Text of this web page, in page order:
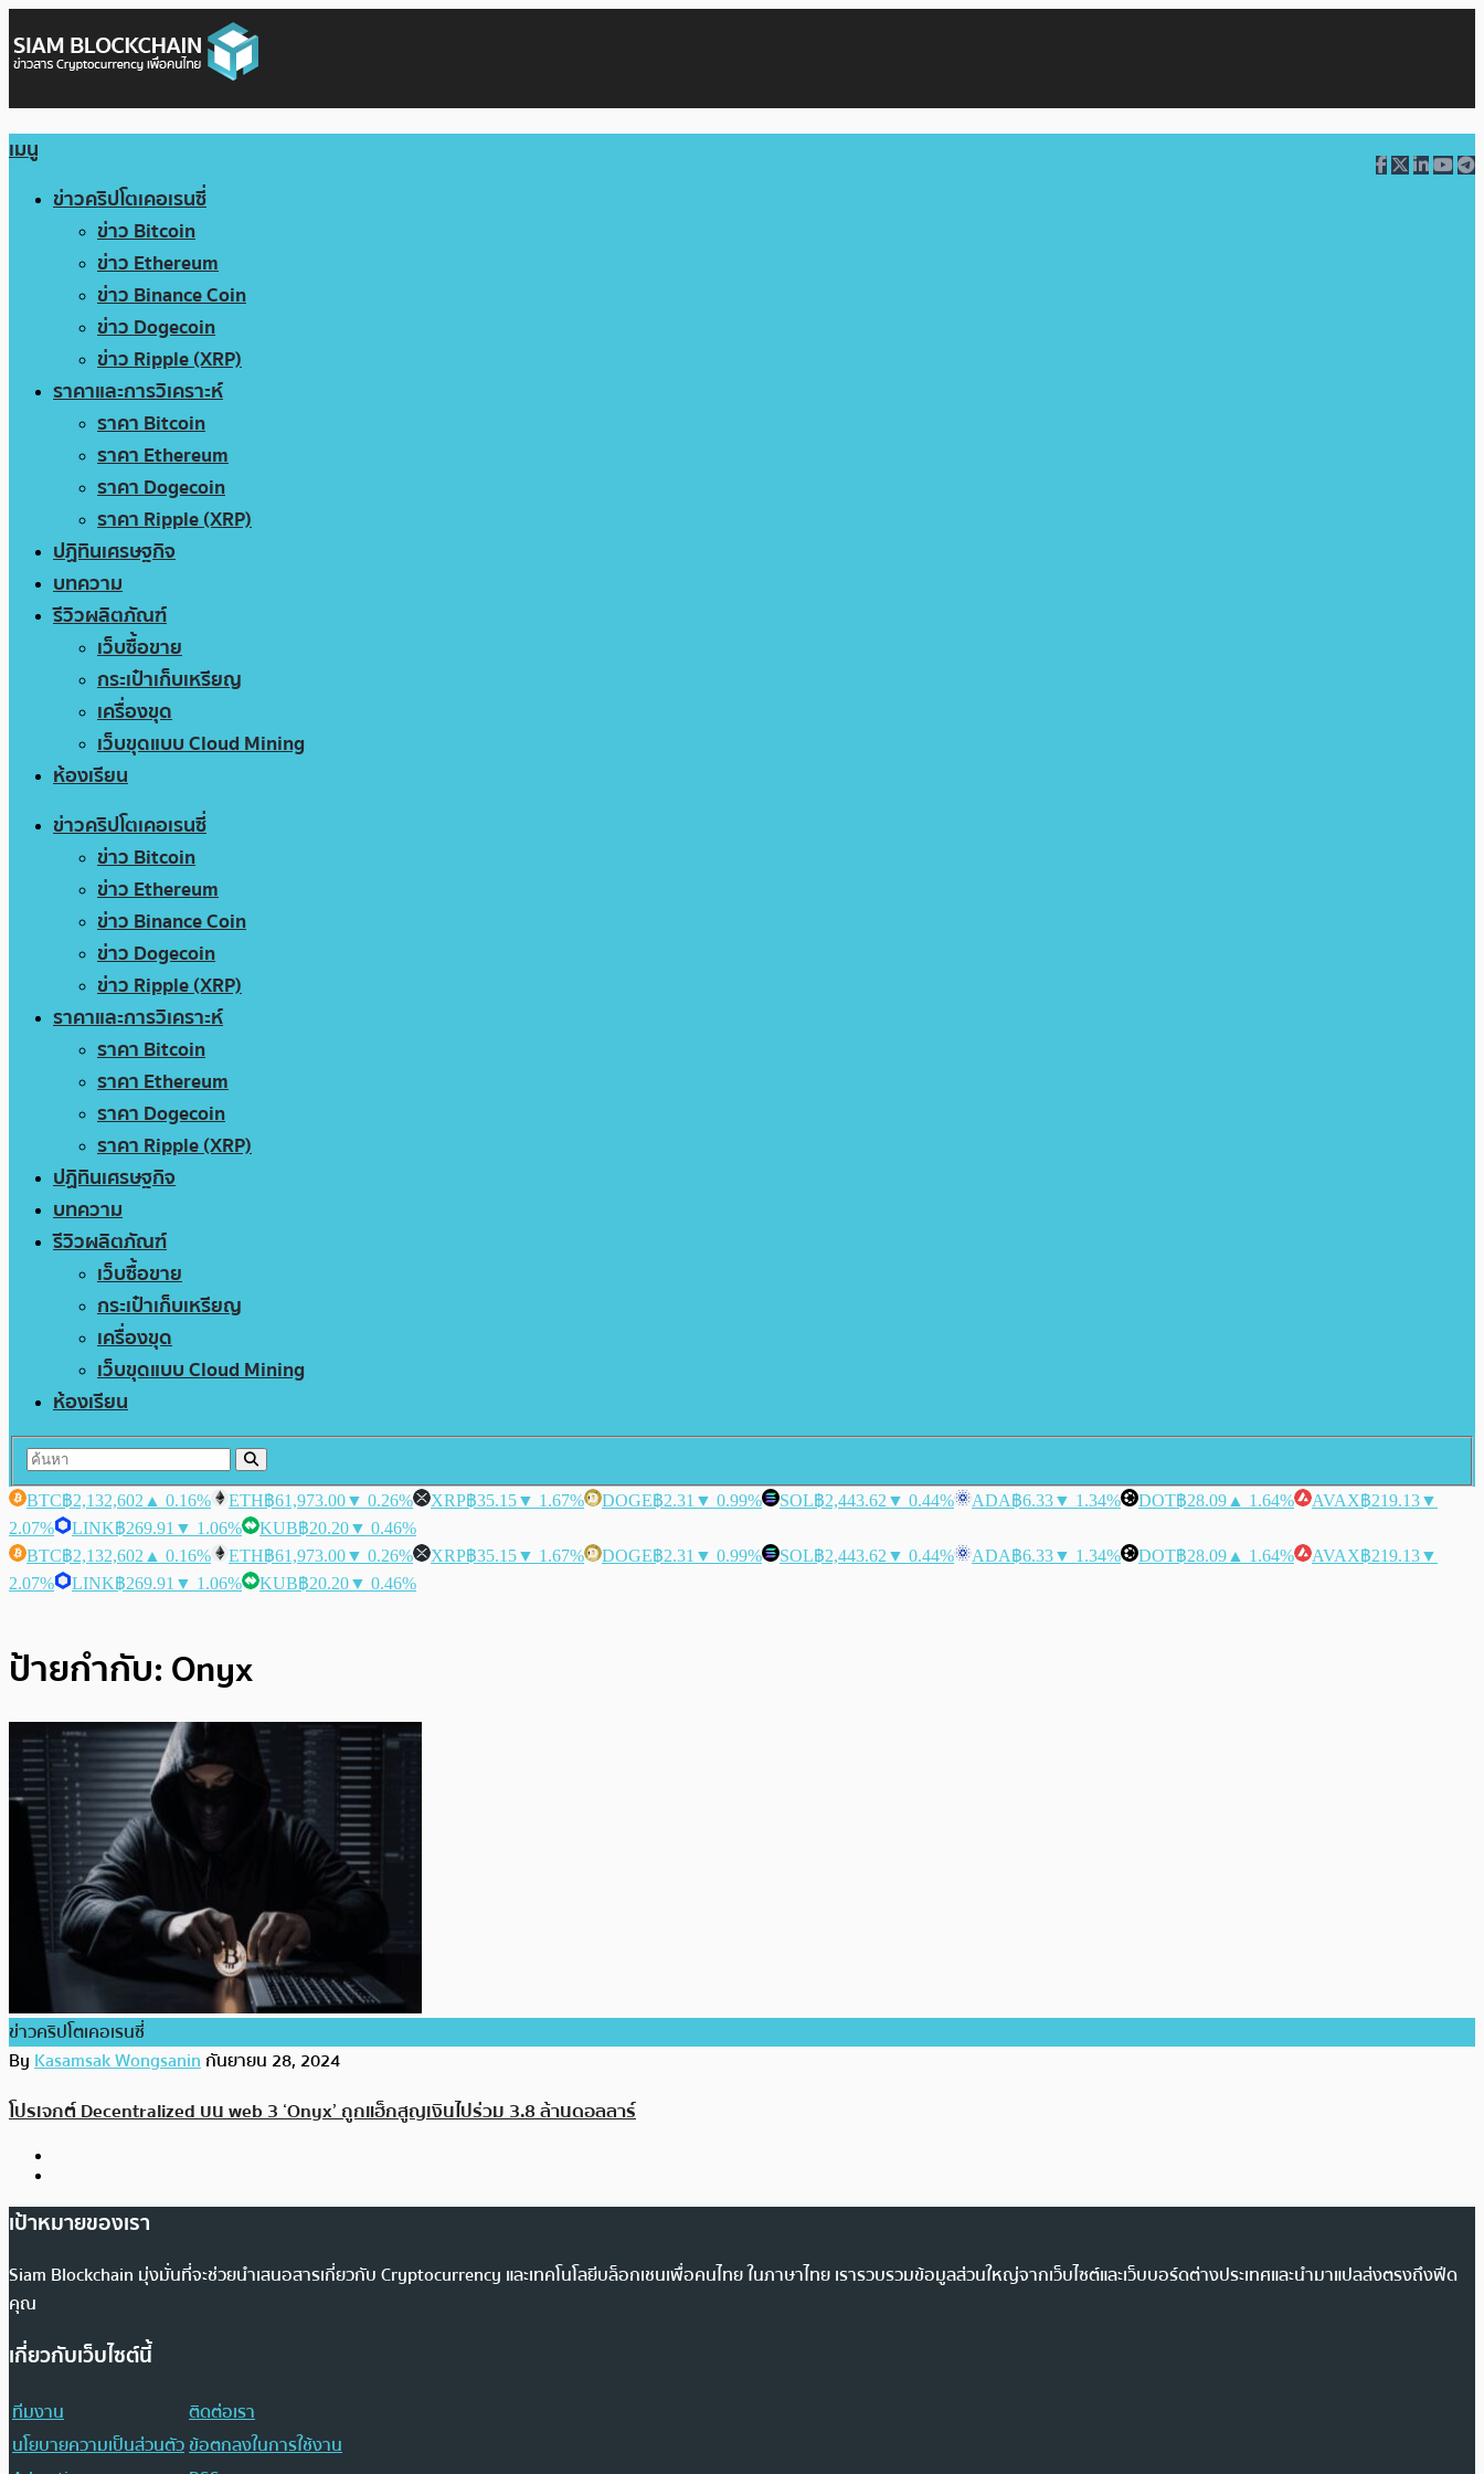
เมนู
ข่าวคริปโตเคอเรนซี่
ข่าว Bitcoin
ข่าว Ethereum
ข่าว Binance Coin
ข่าว Dogecoin
ข่าว Ripple (XRP)
ราคาและการวิเคราะห์
ราคา Bitcoin
ราคา Ethereum
ราคา Dogecoin
ราคา Ripple (XRP)
ปฏิทินเศรษฐกิจ
บทความ
รีวิวผลิตภัณฑ์
เว็บซื้อขาย
กระเป๋าเก็บเหรียญ
เครื่องขุด
เว็บขุดแบบ Cloud Mining
ห้องเรียน
ข่าวคริปโตเคอเรนซี่
ข่าว Bitcoin
ข่าว Ethereum
ข่าว Binance Coin
ข่าว Dogecoin
ข่าว Ripple (XRP)
ราคาและการวิเคราะห์
ราคา Bitcoin
ราคา Ethereum
ราคา Dogecoin
ราคา Ripple (XRP)
ปฏิทินเศรษฐกิจ
บทความ
รีวิวผลิตภัณฑ์
เว็บซื้อขาย
กระเป๋าเก็บเหรียญ
เครื่องขุด
เว็บขุดแบบ Cloud Mining
ห้องเรียน
BTC฿2,132,602 ▲ 0.16% ETH฿61,973.00▼ 0.26% XRP฿35.15▼ 1.67% DOGE฿2.31 ▼ 0.99% SOL฿2,443.62 ▼ 0.44% ADA฿6.33▼ 1.34% DOT฿28.09 ▲ 1.64% AVAX฿219.13▼
2.07%
LINK฿269.91 ▼ 1.06% KUB฿20.20▼ 0.46%
BTC฿2,132,602 ▲ 0.16% ETH฿61,973.00▼ 0.26% XRP฿35.15▼ 1.67% DOGE฿2.31 ▼ 0.99% SOL฿2,443.62 ▼ 0.44% ADA฿6.33▼ 1.34% DOT฿28.09 ▲ 1.64% AVAX฿219.13▼
2.07%
LINK฿269.91 ▼ 1.06% KUB฿20.20▼ 0.46%
ป้ายกำกับ: Onyx
ข่าวคริปโตเคอเรนซี่
ByKasamsak Wongsaninกันยายน 28, 2024
โปรเจกต์ Decentralized บน web 3 ‘Onyx’ ถูกแฮ็กสูญเงินไปร่วม 3.8 ล้านดอลลาร์
เป้าหมายของเรา
Siam Blockchain มุ่งมั่นที่จะช่วยนำเสนอสารเกี่ยวกับ Cryptocurrency และเทคโนโลยีบล็อกเชนเพื่อคนไทย ในภาษาไทย เรารวบรวมข้อมูลส่วนใหญ่จากเว็บไซต์และเว็บบอร์ดต่างประเทศและนำมาแปลส่งตรงถึงฟีด
คุณ
เกี่ยวกับเว็บไซต์นี้
ทีมงาน
ติดต่อเรา
นโยบายความเป็นส่วนตัวข้อตกลงในการใช้งาน